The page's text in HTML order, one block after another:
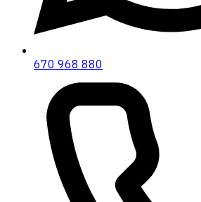
670 968 880